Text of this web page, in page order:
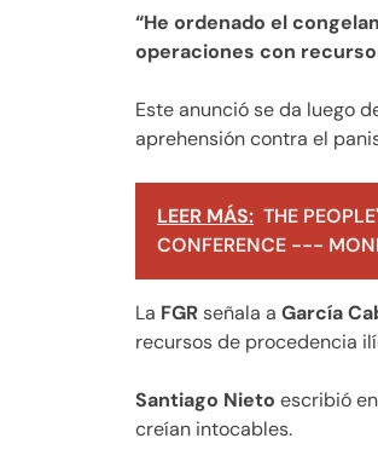
“He ordenado el
operaciones con
Este anunció se da luego
aprehensión contra el
LEER MÁS: THE
CONFERENCE ---
La FGRseñala a García
recursos de procedencia
Santiago Nieto escribió
creían intocables.